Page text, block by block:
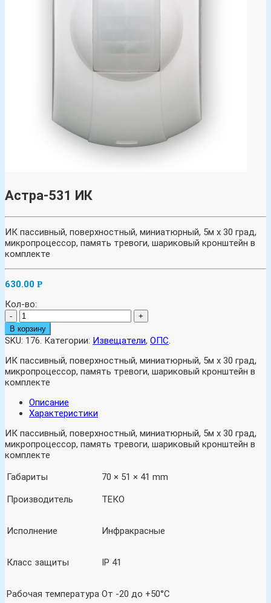
Астра-531 ИК
ИК пассивный, поверхностный, миниатюрный, 5м х 30 град,
микропроцессор, память тревоги, шариковый кронштейн в
комплекте
630.00 Р
Кол-во:
-
+
В корзину
SKU: 176. Категории: Извещатели, ОПС.
ИК пассивный, поверхностный, миниатюрный, 5м х 30 град,
микропроцессор, память тревоги, шариковый кронштейн в
комплекте
Описание
Характеристики
ИК пассивный, поверхностный, миниатюрный, 5м х 30 град,
микропроцессор, память тревоги, шариковый кронштейн в
комплекте
Габариты
70 × 51 × 41 mm
Производитель ТЕКО
Исполнение Инфракрасные
Класс защиты IP 41
Рабочая температура От -20 до +50°С